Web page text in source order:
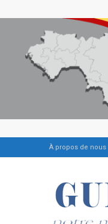
À propos de nous